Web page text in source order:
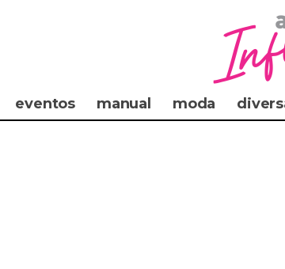
eventos manual moda